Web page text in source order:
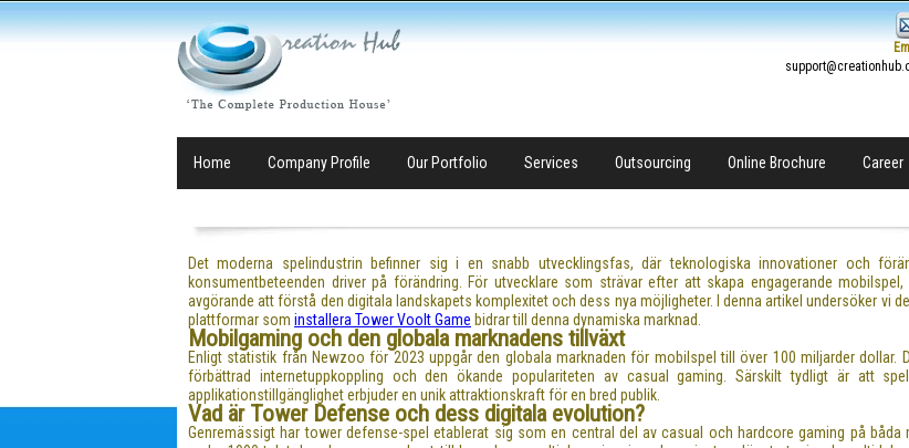
Home Company Profile Our Portfolio Services Outsourcing Online Brochure Career
Det moderna spelindustrin befinner sig i en snabb utvecklingsfas, där teknologiska innovationer och
konsumentbeteenden driver på förändring. För utvecklare som strävar efter att skapa engagerande
avgörande att förstå den digitala landskapets komplexitet och dess nya möjligheter. I denna artikel undersöker vi
plattformar som installera Tower Voolt Game bidrar till denna dynamiska marknad.
Mobilgaming och den globala marknadens tillväxt
Enligt statistik från Newzoo för 2023 uppgår den globala marknaden för mobilspel till över 100 miljarder dollar.
förbättrad internetuppkoppling och den ökande populariteten av casual gaming. Särskilt tydligt är att
applikationstillgänglighet erbjuder en unik attraktionskraft för en bred publik.
Vad är Tower Defense och dess digitala evolution?
Genremässigt har tower defense-spel etablerat sig som en central del av casual och hardcore gaming på